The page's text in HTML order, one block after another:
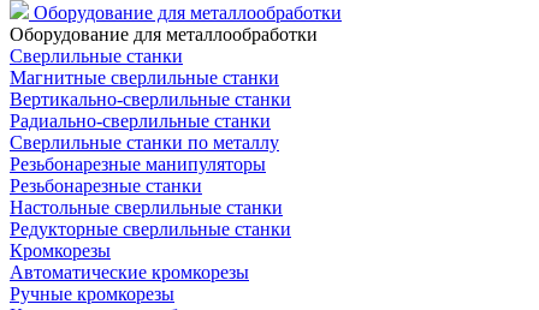
Оборудование для металлообработки
Оборудование для металлообработки
Сверлильные станки
Магнитные сверлильные станки
Вертикально-сверлильные станки
Радиально-сверлильные станки
Сверлильные станки по металлу
Резьбонарезные манипуляторы
Резьбонарезные станки
Настольные сверлильные станки
Редукторные сверлильные станки
Кромкорезы
Автоматические кромкорезы
Ручные кромкорезы